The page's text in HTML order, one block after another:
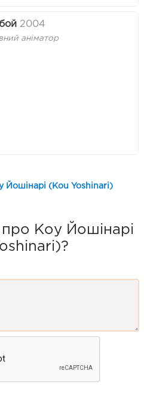
2004
аніматор
Йошінарі (Kou Yoshinari)
Коу Йошінарі